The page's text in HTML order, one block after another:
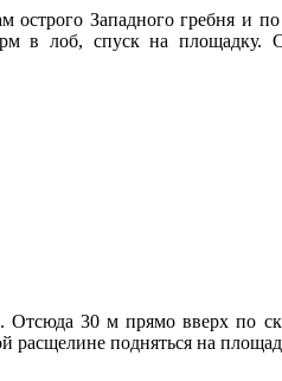
Западного гребня и
в лоб, спуск на
30 м прямо вверх по
расщелине подняться на